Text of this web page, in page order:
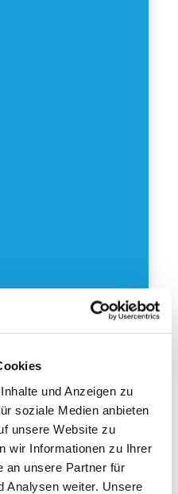
und Anzeigen zu
soziale Medien anbieten
unsere Website zu
wir Informationen zu Ihrer
an unsere Partner für
Analysen weiter. Unsere
SRL
- IT
C21/62